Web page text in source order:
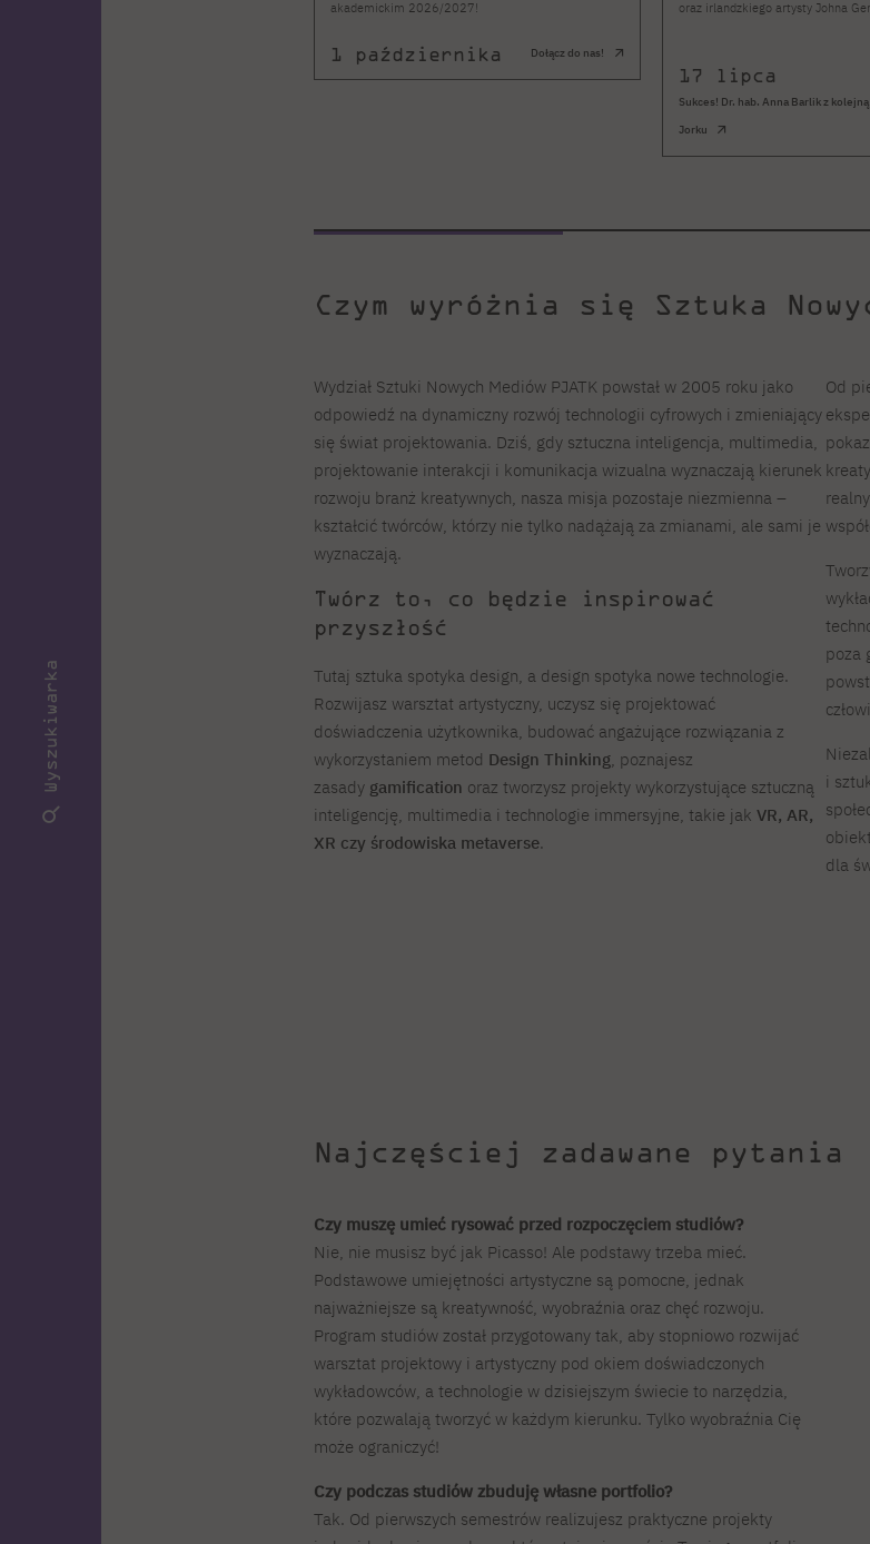
Wyszukiwarka
akademickim 2026/2027!
1 października Dołącz do nas!
oraz irlandzkiego artysty Johna
17 lipca
Sukces! Dr. hab. Anna Barlik z
Jorku
Czym wyróżnia się Sztuka
Wydział Sztuki Nowych Mediów PJATK powstał w 2005 roku jako
odpowiedź na dynamiczny rozwój technologii cyfrowych i zmieniający
się świat projektowania. Dziś, gdy sztuczna inteligencja, multimedia,
projektowanie interakcji i komunikacja wizualna wyznaczają kierunek
rozwoju branż kreatywnych, nasza misja pozostaje niezmienna –
kształcić twórców, którzy nie tylko nadążają za zmianami, ale sami je
wyznaczają.
Twórz to, co będzie inspirować
przyszłość
Tutaj sztuka spotyka design, a design spotyka nowe technologie.
Rozwijasz warsztat artystyczny, uczysz się projektować
doświadczenia użytkownika, budować angażujące rozwiązania z
wykorzystaniem metod Design Thinking, poznajesz
zasady gamification oraz tworzysz projekty wykorzystujące sztuczną
inteligencję, multimedia i technologie immersyjne, takie jak VR, AR,
XR czy środowiska metaverse.
Od
poza
i
dla
Najczęściej zadawane pytania
Czy muszę umieć rysować przed rozpoczęciem studiów?
Nie, nie musisz być jak Picasso! Ale podstawy trzeba mieć.
Podstawowe umiejętności artystyczne są pomocne, jednak
najważniejsze są kreatywność, wyobraźnia oraz chęć rozwoju.
Program studiów został przygotowany tak, aby stopniowo rozwijać
warsztat projektowy i artystyczny pod okiem doświadczonych
wykładowców, a technologie w dzisiejszym świecie to narzędzia,
które pozwalają tworzyć w każdym kierunku. Tylko wyobraźnia Cię
może ograniczyć!
Czy podczas studiów zbuduję własne portfolio?
Tak. Od pierwszych semestrów realizujesz praktyczne projekty